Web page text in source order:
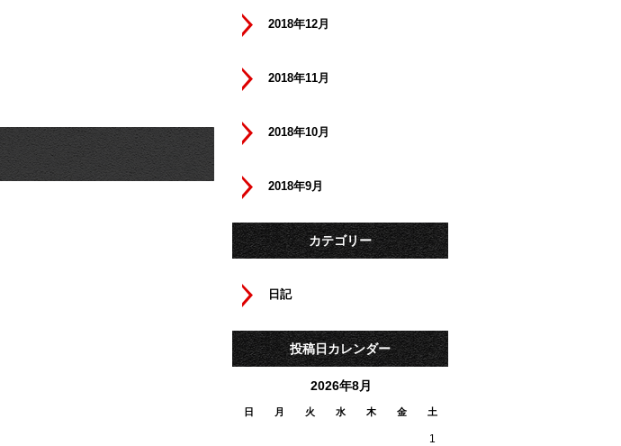
2018年12月
2018年11月
2018年10月
2018年9月
カテゴリー
日記
投稿日カレンダー
2026年8月
日 月 火 水 木 金 土
1